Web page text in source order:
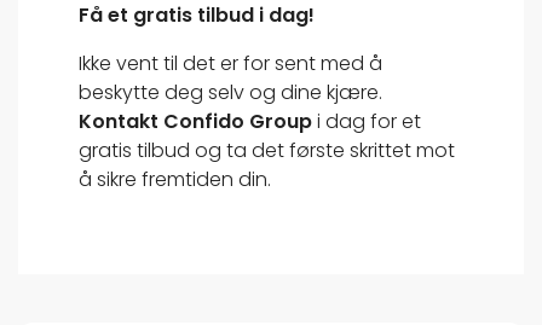
Få et gratis tilbud i dag!
Ikke vent til det er for sent med å
beskytte deg selv og dine kjære.
Kontakt Confido Groupi dag for et
gratis tilbud og ta det første skrittet mot
å sikre fremtiden din.